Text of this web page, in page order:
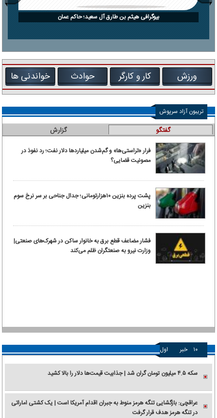
بیوگرافی هیثم بن طارق آل سعید؛ حاکم عمان
ورزش کار و کارگر حوادث خواندنی ها
تریبون آزاد سرپوش
گفتگو گزارش
فرار «تراستی‌ها» و گم‌شدن میلیاردها دلار نفت؛ رد نفوذ در
مصونیت قضایی؟
پشت پرده بنزین ۱۰‌هزارتومانی؛ جدال جناحی بر سر نرخ سوم
بنزین
فشار مضاعف قطع برق به خانوار ساکن در شهرک‌های صنعتی|
وزارت نیرو به صنعتگران ظلم می‌کند
۱۰ خبر اول
سکه ۴.۵ میلیون تومان گران شد | جذابیت قیمت‌ها دلار را بالا کشید
عراقچی: بازگشایی تنگه هرمز منوط به جبران اقدام آمریکا است | یک کشتی اماراتی
در تنگه هرمز هدف قرار گرفت